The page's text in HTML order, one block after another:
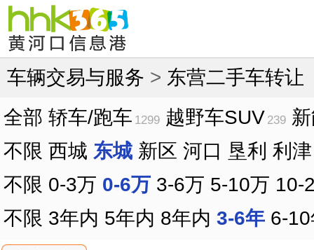
车辆交易与服务 > 东营二手车转让
全部 轿车/跑车 1299 越野车SUV 239
不限 西城 东城 新区 河口 垦利 利津
不限 0-3万 0-6万 3-6万 5-10万 10-
不限 3年内 5年内 8年内 3-6年 6-